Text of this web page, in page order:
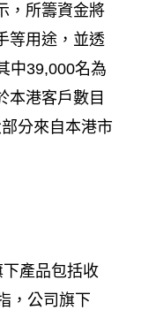
，所籌資金將
等用途，並透
中39,000名為
本港客戶數目
分來自本港市
產品包括收
，公司旗下